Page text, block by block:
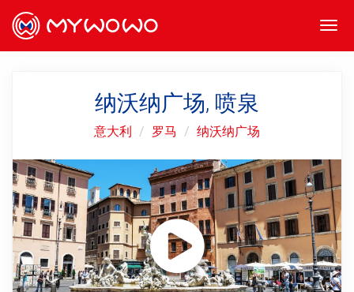
纳沃纳广场, 喷泉
意大利 罗马 纳沃纳广场